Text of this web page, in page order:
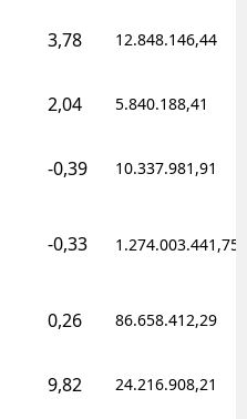
3,78 12.848.146,44
2,04 5.840.188,41
-0,39 10.337.981,91
-0,33 1.274.003.441,75
0,26 86.658.412,29
9,82 24.216.908,21